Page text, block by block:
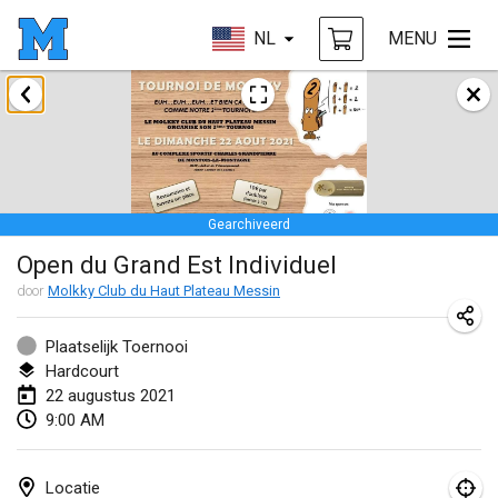
NL MENU
Gearchiveerd
Open du Grand Est Individuel
door Molkky Club du Haut Plateau Messin
Plaatselijk Toernooi
Hardcourt
22 augustus 2021
9:00 AM
Locatie
februari 2021
SM HalliMölkky - Finnish Championship
13 feb. 2021 | Finland
Tournoi d'adresse "couvre feu"
19 feb. 2021|Frankrijk
Australian Finska Championship
20 feb. 2021|Australië
maart 2021
Grand Prix de la Sarthe